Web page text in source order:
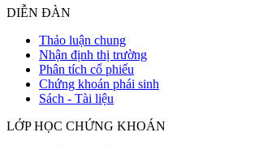
DIỄN ĐÀN
Thảo luận chung
Nhận định thị trường
Phân tích cổ phiếu
Chứng khoán phái sinh
Sách - Tài liệu
LỚP HỌC CHỨNG KHOÁN